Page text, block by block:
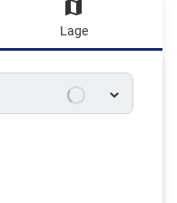
Lage